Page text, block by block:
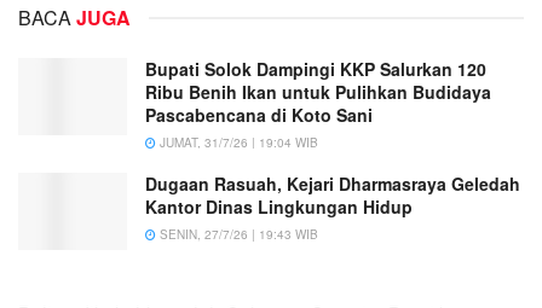
BACAJUGA
Bupati Solok Dampingi KKP Salurkan 120
Ribu Benih Ikan untuk Pulihkan Budidaya
Pascabencana di Koto Sani
JUMAT, 31/7/26 | 19:04 WIB
Dugaan Rasuah, Kejari Dharmasraya Geledah
Kantor Dinas Lingkungan Hidup
SENIN, 27/7/26 | 19:43 WIB